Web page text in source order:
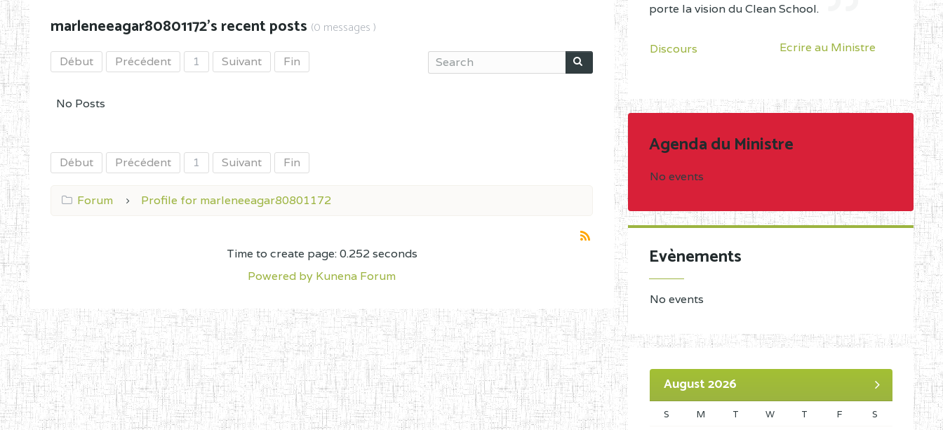
marleneeagar80801172's recent posts (0 messages )
Début Précédent 1 Suivant Fin
No Posts
Début Précédent 1 Suivant Fin
Forum Profile for marleneeagar80801172
Time to create page: 0.252 seconds
Powered by Kunena Forum
porte la vision du Clean School.
Discours Ecrire au Ministre
Agenda du Ministre
No events
Evènements
No events
August 2026
S M T W T F S